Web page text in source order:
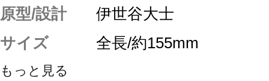
原型/設計
伊世谷大士
サイズ
全長/約155mm
もっと見る